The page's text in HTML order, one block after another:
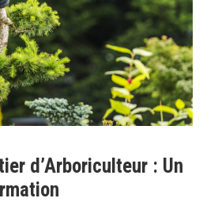
d’Arboriculteur : Un